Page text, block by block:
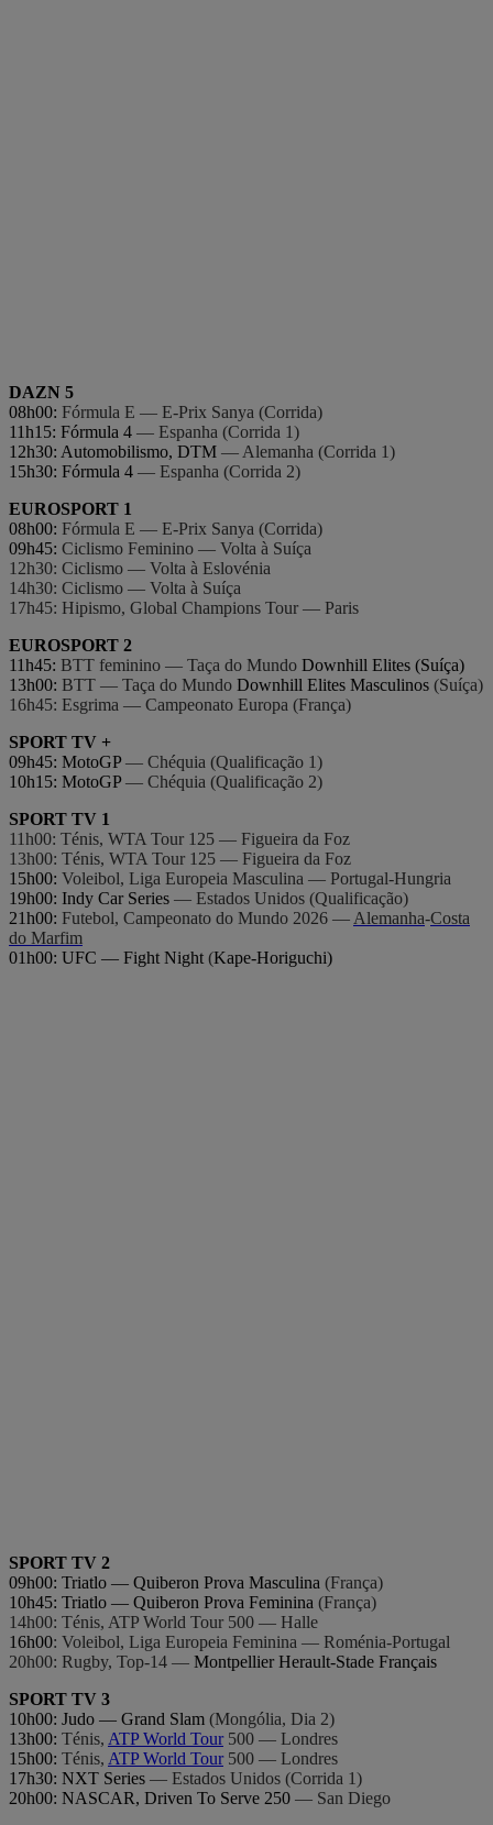
DAZN 5
08h00: Fórmula E — E-Prix Sanya (Corrida)
11h15: Fórmula 4 — Espanha (Corrida 1)
12h30: Automobilismo, DTM — Alemanha (Corrida 1)
15h30: Fórmula 4 — Espanha (Corrida 2)
EUROSPORT 1
08h00: Fórmula E — E-Prix Sanya (Corrida)
09h45: Ciclismo Feminino — Volta à Suíça
12h30: Ciclismo — Volta à Eslovénia
14h30: Ciclismo — Volta à Suíça
17h45: Hipismo, Global Champions Tour — Paris
EUROSPORT 2
11h45: BTT feminino — Taça do Mundo Downhill Elites (Suíça)
13h00: BTT — Taça do Mundo Downhill Elites Masculinos (Suíça)
16h45: Esgrima — Campeonato Europa (França)
SPORT TV +
09h45: MotoGP— Chéquia (Qualificação 1)
10h15: MotoGP— Chéquia (Qualificação 2)
SPORT TV 1
11h00: Ténis, WTA Tour 125 — Figueira da Foz
13h00: Ténis, WTA Tour 125 — Figueira da Foz
15h00: Voleibol, Liga Europeia Masculina — Portugal-Hungria
19h00: Indy Car Series — Estados Unidos (Qualificação)
21h00: Futebol, Campeonato do Mundo 2026 — Alemanha-Costa
do Marfim
01h00: UFC — Fight Night (Kape-Horiguchi)
SPORT TV 2
09h00: Triatlo — Quiberon Prova Masculina (França)
10h45: Triatlo — Quiberon Prova Feminina (França)
14h00: Ténis, ATP World Tour 500 — Halle
16h00: Voleibol, Liga Europeia Feminina — Roménia-Portugal
20h00: Rugby, Top-14 — Montpellier Herault-Stade Français
SPORT TV 3
10h00: Judo — Grand Slam (Mongólia, Dia 2)
13h00: Ténis, ATP World Tour500 — Londres
15h00: Ténis, ATP World Tour500 — Londres
17h30: NXT Series — Estados Unidos (Corrida 1)
20h00: NASCAR, Driven To Serve 250 — San Diego